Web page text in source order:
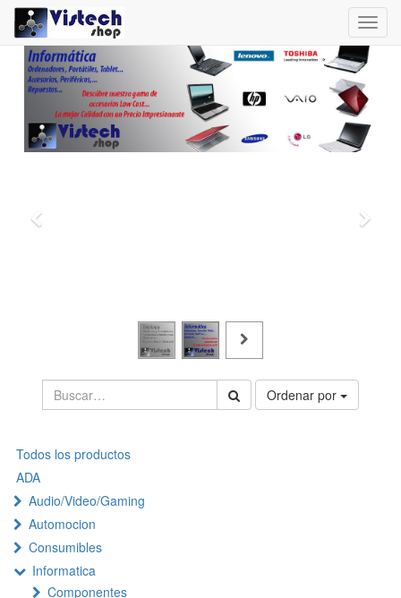
Ordenar por
Todos los productos
ADA
Audio/Video/Gaming
Automocion
Consumibles
Informatica
Componentes